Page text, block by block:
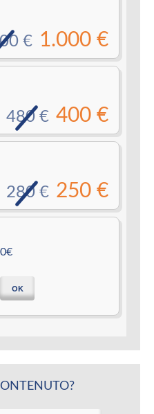
1.000 €
1.300 €
400 €
480 €
250 €
280 €
OK